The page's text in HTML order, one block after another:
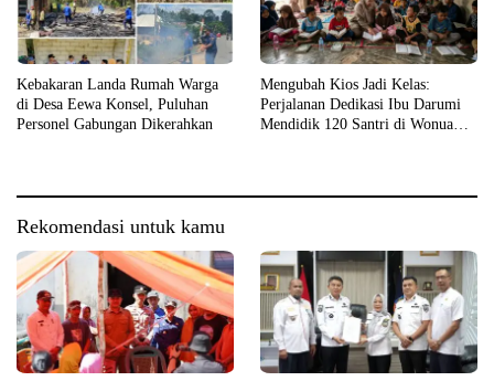
Kebakaran Landa Rumah Warga
di Desa Eewa Konsel, Puluhan
Personel Gabungan Dikerahkan
Mengubah Kios Jadi Kelas:
Perjalanan Dedikasi Ibu Darumi
Mendidik 120 Santri di Wonua
Rekomendasi untuk kamu